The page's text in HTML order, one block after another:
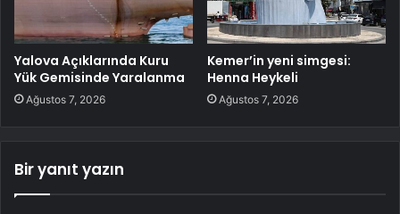
Yalova Açıklarında Kuru
Yük Gemisinde Yaralanma
Ağustos 7, 2026
Kemer’in yeni simgesi:
Henna Heykeli
Ağustos 7, 2026
Bir yanıt yazın